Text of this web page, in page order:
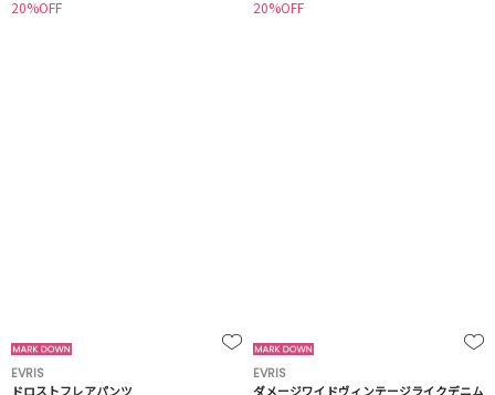
20%OFF 20%OFF
EVRIS
ドロストフレアパンツ
EVRIS
ダメージワイドヴィンテージライクデニム